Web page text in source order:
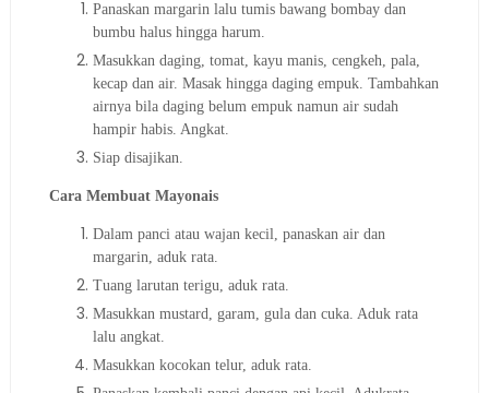
Panaskan margarin lalu tumis bawang bombay dan
bumbu halus hingga harum.
Masukkan daging, tomat, kayu manis, cengkeh, pala,
kecap dan air. Masak hingga daging empuk. Tambahkan
airnya bila daging belum empuk namun air sudah
hampir habis. Angkat.
Siap disajikan.
Cara Membuat Mayonais
Dalam panci atau wajan kecil, panaskan air dan
margarin, aduk rata.
Tuang larutan terigu, aduk rata.
Masukkan mustard, garam, gula dan cuka. Aduk rata
lalu angkat.
Masukkan kocokan telur, aduk rata.